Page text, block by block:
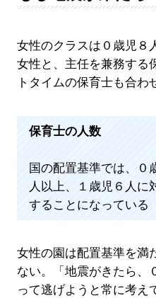
女性のクラスは０歳児８
女性と、主任を兼務する
トタイムの保育士も合わ
保育士の人数
国の配置基準では、０
人以上、１歳児６人に
することになっている
女性の園は配置基準を満
ない。「地震がきたら、
って逃げようと常に考え